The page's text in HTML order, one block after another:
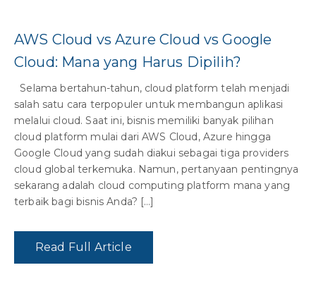
AWS Cloud vs Azure Cloud vs Google
Cloud: Mana yang Harus Dipilih?
Selama bertahun-tahun, cloud platform telah menjadi
salah satu cara terpopuler untuk membangun aplikasi
melalui cloud. Saat ini, bisnis memiliki banyak pilihan
cloud platform mulai dari AWS Cloud, Azure hingga
Google Cloud yang sudah diakui sebagai tiga providers
cloud global terkemuka. Namun, pertanyaan pentingnya
sekarang adalah cloud computing platform mana yang
terbaik bagi bisnis Anda? […]
Read Full Article